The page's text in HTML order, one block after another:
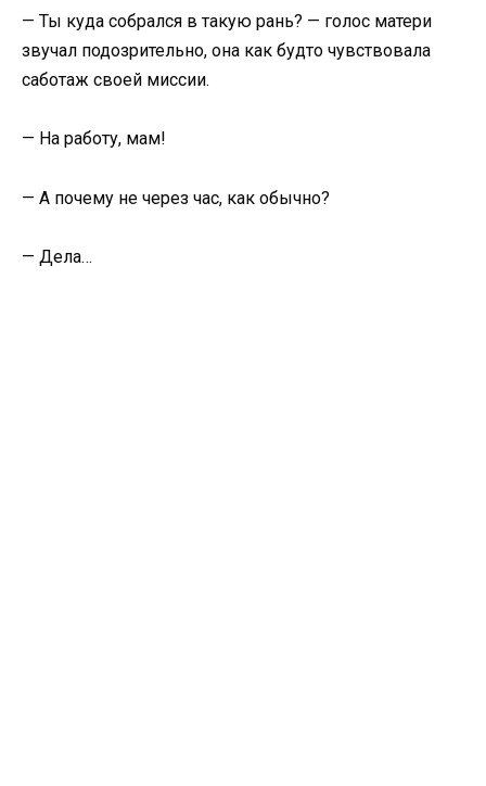
— Ты куда собрался в такую рань? — голос матери
звучал подозрительно, она как будто чувствовала
саботаж своей миссии.
— На работу, мам!
— А почему не через час, как обычно?
— Дела…